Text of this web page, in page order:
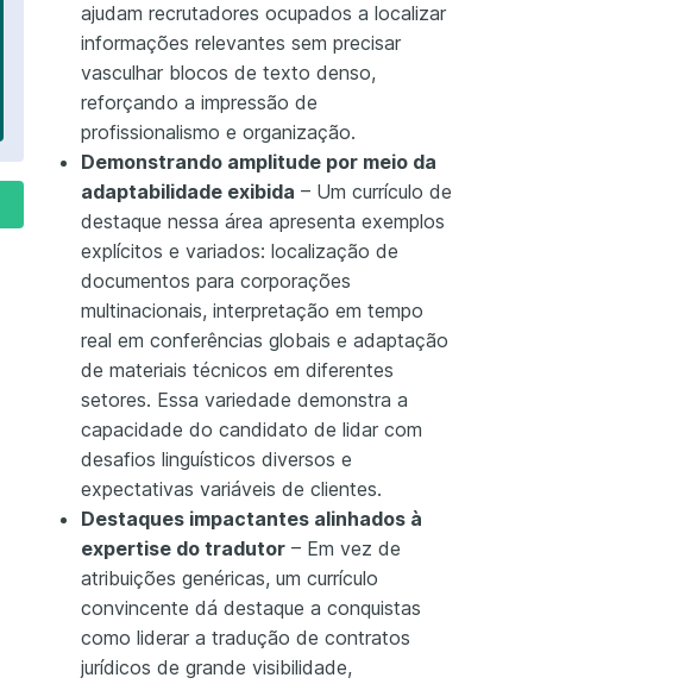
ajudam recrutadores ocupados a localizar
informações relevantes sem precisar
vasculhar blocos de texto denso,
reforçando a impressão de
profissionalismo e organização.
Demonstrando amplitude por meio da
adaptabilidade exibida – Um currículo de
destaque nessa área apresenta exemplos
explícitos e variados: localização de
documentos para corporações
multinacionais, interpretação em tempo
real em conferências globais e adaptação
de materiais técnicos em diferentes
setores. Essa variedade demonstra a
capacidade do candidato de lidar com
desafios linguísticos diversos e
expectativas variáveis de clientes.
Destaques impactantes alinhados à
expertise do tradutor – Em vez de
atribuições genéricas, um currículo
convincente dá destaque a conquistas
como liderar a tradução de contratos
jurídicos de grande visibilidade,